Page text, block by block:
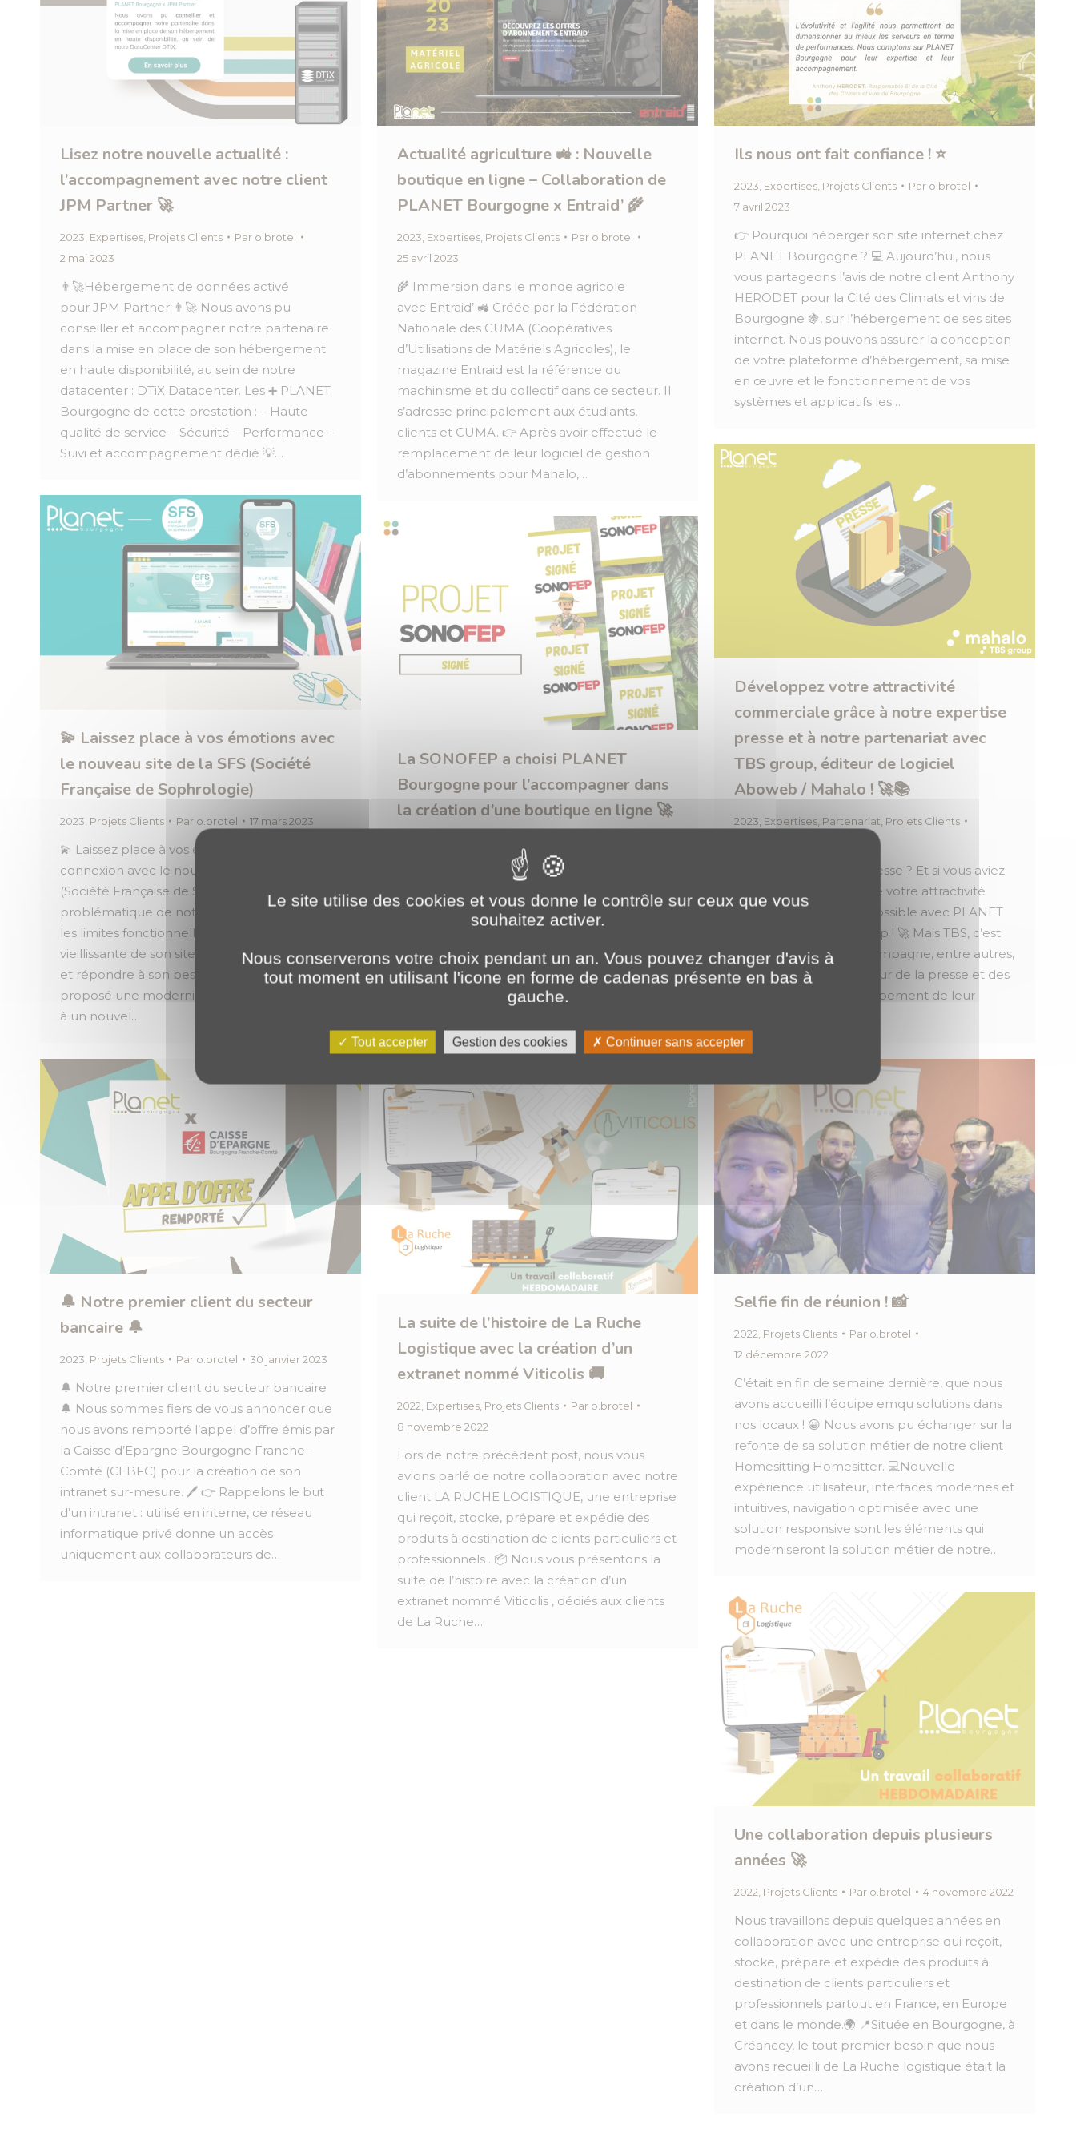
Lisez notre nouvelle actualité :
l’accompagnement avec notre client
JPM Partner 🚀
2023 Expertises Projets Clients Par o.brotel
2 mai 2023
👨‍🚀Hébergement de données activé
pour JPM Partner 👨‍🚀 Nous avons pu
conseiller et accompagner notre partenaire
dans la mise en place de son hébergement
en haute disponibilité, au sein de notre
datacenter : DTiX Datacenter. Les ➕ PLANET
Bourgogne de cette prestation : – Haute
qualité de service – Sécurité – Performance –
Suivi et accompagnement dédié 💡…
Actualité agriculture 🚜 : Nouvelle
boutique en ligne – Collaboration de
PLANET Bourgogne x Entraid’ 🌾
2023 Expertises Projets Clients Par o.brotel
25 avril 2023
🌾 Immersion dans le monde agricole
avec Entraid’​ 🚜 Créée par la Fédération
Nationale des CUMA (Coopératives
d’Utilisations de Matériels Agricoles), le
magazine Entraid est la référence du
machinisme et du collectif dans ce secteur. Il
s’adresse principalement aux étudiants,
clients et CUMA. 👉 Après avoir effectué le
remplacement de leur logiciel de gestion
d’abonnements pour Mahalo,…
Ils nous ont fait confiance ! ⭐
2023 Expertises Projets Clients Par o.brotel
7 avril 2023
👉 Pourquoi héberger son site internet chez
PLANET Bourgogne ? 💻 Aujourd’hui, nous
vous partageons l’avis de notre client Anthony
HERODET pour la Cité des Climats et vins de
Bourgogne 🍇, sur l’hébergement de ses sites
internet. Nous pouvons assurer la conception
de votre plateforme d’hébergement, sa mise
en œuvre et le fonctionnement de vos
systèmes et applicatifs les…
Développez votre attractivité
commerciale grâce à notre expertise
presse et à notre partenariat avec
TBS group, éditeur de logiciel
Aboweb / Mahalo ! 🚀📚
2023 Expertises Partenariat Projets Clients
Vous êtes éditeur de presse ? Et si vous aviez
un rêve, celui d’accroitre votre attractivité
commerciale 💭 C’est possible avec PLANET
Bourgogne et TBS group ! 🚀 Mais TBS, c’est
qui ? 💡 TBS group accompagne, entre autres,
les entreprises du secteur de la presse et des
médias dans le développement de leur
💫 Laissez place à vos émotions avec
le nouveau site de la SFS (Société
Française de Sophrologie)
2023 Projets Clients Par o.brotel 17 mars 2023
💫 Laissez place à vos émotions et entrez en
connexion avec le nouveau site de la SFS
(Société Française de Sophrologie). La
problématique de notre client résidait dans
les limites fonctionnelles et l’ergonomie
vieillissante de son site. Pour l’accompagner
et répondre à son besoin, nous lui avons
proposé une modernisation complète grâce
à un nouvel…
La SONOFEP a choisi PLANET
Bourgogne pour l’accompagner dans
la création d’une boutique en ligne 🚀
La SONOFEP a choisi PLANET Bourgogne
pour l’accompagner dans la création d’une
boutique en ligne. 🚀 Nous sommes très
la future boutique en ligne de la SONOFEP
(Société Nouvelle de Fumiers en Poudre).
Aujourd’hui, l’entreprise s’est transformée et
jardineries les plus importantes de France.…
🔔 Notre premier client du secteur
bancaire 🔔
2023 Projets Clients Par o.brotel 30 janvier 2023
🔔 Notre premier client du secteur bancaire
🔔 Nous sommes fiers de vous annoncer que
nous avons remporté l’appel d’offre émis par
la Caisse d’Epargne Bourgogne Franche-
Comté (CEBFC) pour la création de son
intranet sur-mesure. 🖊️ 👉 Rappelons le but
d’un intranet : utilisé en interne, ce réseau
informatique privé donne un accès
uniquement aux collaborateurs de…
Selfie fin de réunion ! 📸
2022 Projets Clients Par o.brotel
12 décembre 2022
C’était en fin de semaine dernière, que nous
avons accueilli l’équipe emqu solutions dans
nos locaux ! 😀 Nous avons pu échanger sur la
refonte de sa solution métier de notre client
Homesitting Homesitter. 💻Nouvelle
expérience utilisateur, interfaces modernes et
intuitives, navigation optimisée avec une
solution responsive sont les éléments qui
moderniseront la solution métier de notre…
La suite de l’histoire de La Ruche
Logistique avec la création d’un
extranet nommé Viticolis 🚚
2022 Expertises Projets Clients Par o.brotel
8 novembre 2022
Lors de notre précédent post, nous vous
avions parlé de notre collaboration avec notre
client LA RUCHE LOGISTIQUE, une entreprise
qui reçoit, stocke, prépare et expédie des
produits à destination de clients particuliers et
professionnels . 📦 Nous vous présentons la
suite de l’histoire avec la création d’un
extranet nommé Viticolis , dédiés aux clients
de La Ruche…
Une collaboration depuis plusieurs
années 🚀
2022 Projets Clients Par o.brotel 4 novembre 2022
Nous travaillons depuis quelques années en
collaboration avec une entreprise qui reçoit,
stocke, prépare et expédie des produits à
destination de clients particuliers et
professionnels partout en France, en Europe
et dans le monde.🌍 📍Située en Bourgogne, à
Créancey, le tout premier besoin que nous
avons recueilli de La Ruche logistique était la
création d’un…
Le site utilise des cookies et vous donne le contrôle sur ceux que vous
souhaitez activer.
Nous conserverons votre choix pendant un an. Vous pouvez changer d'avis à
tout moment en utilisant l'icone en forme de cadenas présente en bas à
gauche.
Tout accepter Gestion des cookies Continuer sans accepter